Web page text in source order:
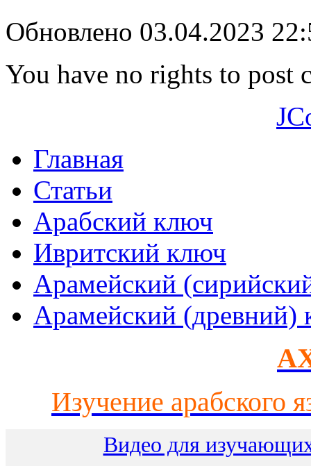
Обновлено 03.04.2023
You have no rights to post
Главная
Статьи
Арабский ключ
Ивритский ключ
Арамейский
Арамейский (древний)
Изучение арабского
Видео для